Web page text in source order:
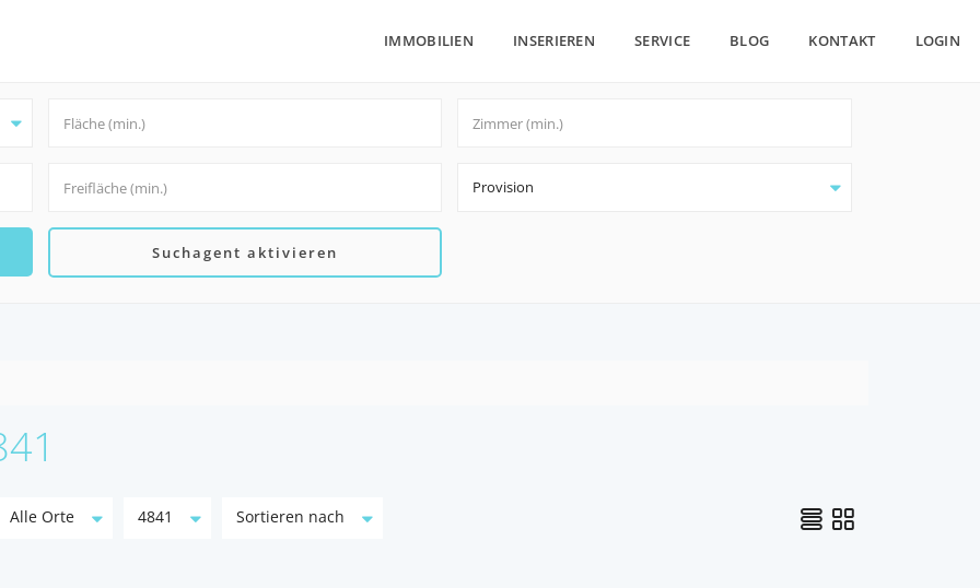
IMMOBILIEN INSERIEREN SERVICE BLOG KONTAKT LOGIN
Provision
Suchagent aktivieren
Alle Orte 4841 Sortieren nach